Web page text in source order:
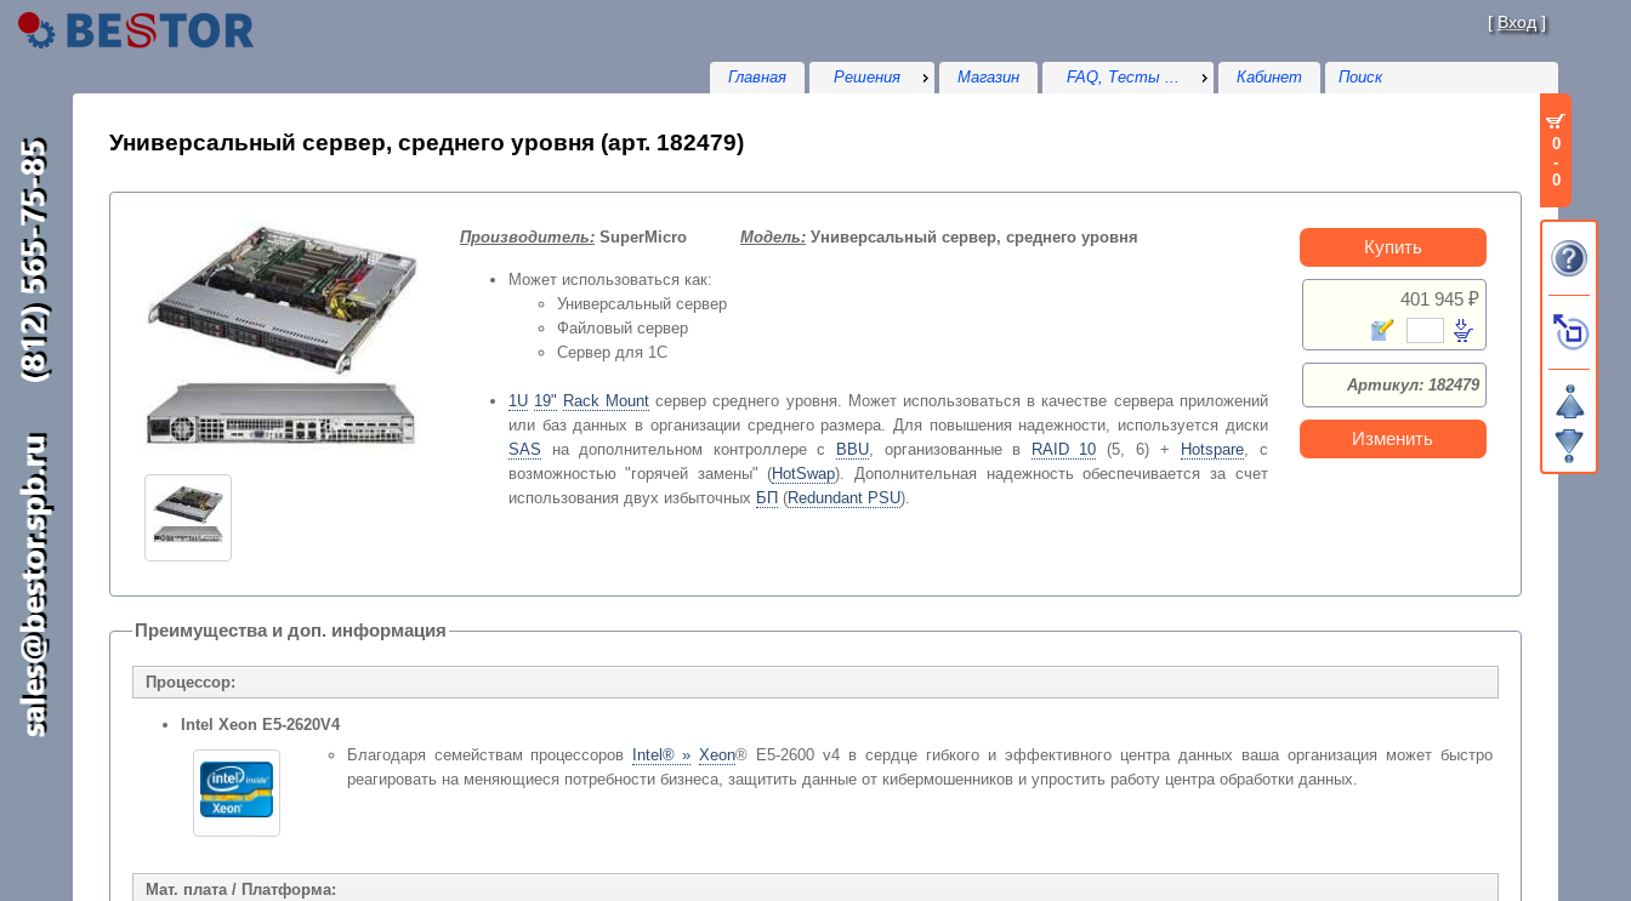
[Вход]
Главная Решения Магазин FAQ, Тесты ... Кабинет
Универсальный сервер, среднего уровня (арт. 182479)
Производитель:SuperMicro Модель:Универсальный сервер, среднего уровня
Может использоваться как:
Универсальный сервер
Файловый сервер
Сервер для 1С
1U 19" Rack Mountсервер среднего уровня. Может использоваться в качестве сервера приложений
или баз данных в организации среднего размера. Для повышения надежности, используется диски
SAS на дополнительном контроллере с BBU, организованные в RAID 10(5, 6) + Hotspare, с
возможностью "горячей замены" (HotSwap). Дополнительная надежность обеспечивается за счет
использования двух избыточных БП (Redundant PSU).
Купить
401 945 ₽
Артикул: 182479
Изменить
Преимущества и доп. информация
Процессор:
Intel Xeon E5-2620V4
Благодаря семействам процессоров
Intel® » Xeon® E5-2600 v4 в сердце гибкого и эффективного центра данных ваша организация может быстро
реагировать на меняющиеся потребности бизнеса, защитить данные от кибермошенников и упростить работу центра обработки данных.
Мат. плата / Платформа:
0
-
0